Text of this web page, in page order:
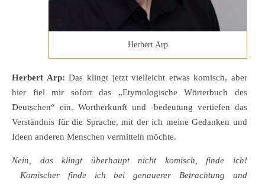
Herbert Arp
Herbert Arp:Das klingt jetzt vielleicht etwas komisch, aber
hier fiel mir sofort das „Etymologische Wörterbuch des
Deutschen“ ein. Wortherkunft und -bedeutung vertiefen das
Verständnis für die Sprache, mit der ich meine Gedanken und
Ideen anderen Menschen vermitteln möchte.
Nein, das klingt überhaupt nicht komisch, finde ich!
Komischer finde ich bei genauerer Betrachtung und